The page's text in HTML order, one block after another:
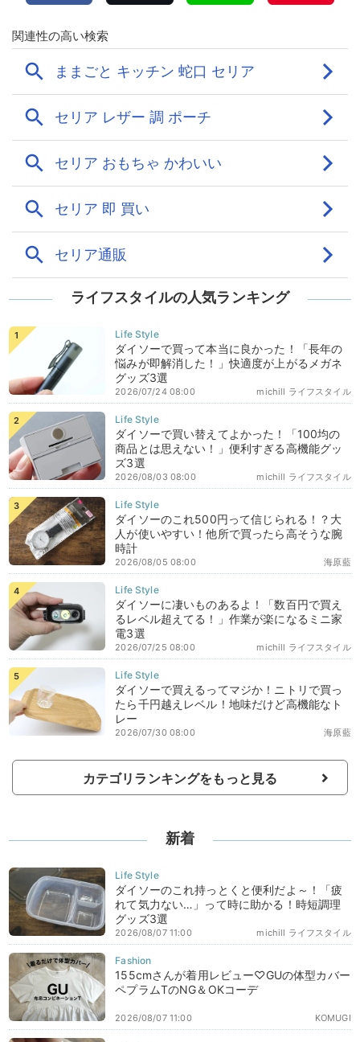
ライフスタイルの人気ランキング
ダイソーで買って本当に良かった！「長年の
悩みが即解消した！」快適度が上がるメガネ
グッズ3選
michill ライフスタイル
2026/07/24 08:00
ダイソーで買い替えてよかった！「100均の
商品とは思えない！」便利すぎる高機能グッ
ズ3選
michill ライフスタイル
2026/08/03 08:00
ダイソーのこれ500円って信じられる！？大
人が使いやすい！他所で買ったら高そうな腕
時計
海原藍
2026/08/05 08:00
ダイソーに凄いものあるよ！「数百円で買え
るレベル超えてる！」作業が楽になるミニ家
電3選
michill ライフスタイル
2026/07/25 08:00
ダイソーで買えるってマジか！ニトリで買っ
たら千円越えレベル！地味だけど高機能なト
レー
海原藍
2026/07/30 08:00
カテゴリランキングをもっと見る
新着
ダイソーのこれ持っとくと便利だよ～！「疲
れて気力ない…」って時に助かる！時短調理
グッズ3選
michill ライフスタイル
2026/08/07 11:00
155cmさんが着用レビュー♡GUの体型カバー
ペプラムTのNG＆OKコーデ
KOMUGI
2026/08/07 11:00